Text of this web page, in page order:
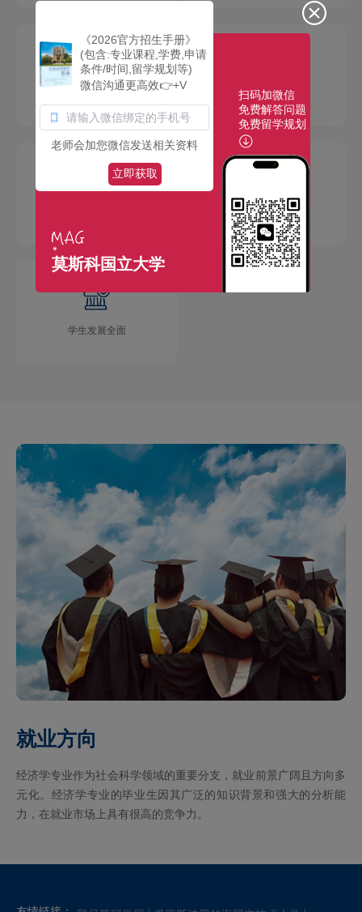
校园环境优美 社团活动多彩
学术成果丰硕
学生发展全面
就业方向
经济学专业作为社会科学领域的重要分支，就业前景广阔且方向多
元化。经济学专业的毕业生因其广泛的知识背景和强大的分析能
力，在就业市场上具有很高的竞争力。
《2026官方招生手册》
(包含:专业课程,学费,申请
条件/时间,留学规划等)
微信沟通更高效👉+V
老师会加您微信发送相关资料
立即获取
莫斯科国立大学
扫码加微信
免费解答问题
免费留学规划